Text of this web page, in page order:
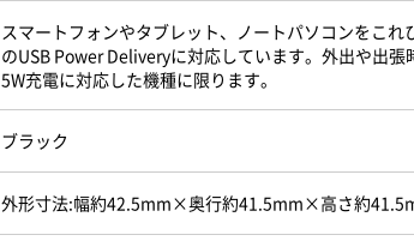
スマートフォンやタブレット、ノートパソコンをこ
のUSB Power Deliveryに対応しています。外出や出
5W充電に対応した機種に限ります。
ブラック
外形寸法:幅約42.5mm×奥行約41.5mm×高さ約